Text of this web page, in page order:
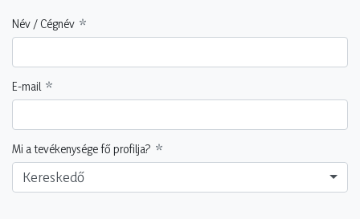
Név / Cégnév
E-mail
Mi a tevékenysége fő profilja?
Kereskedő